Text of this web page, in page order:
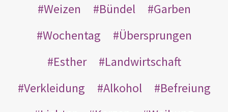
Weizen
Bündel
Garben
Wochentag
Übersprungen
Esther
Landwirtschaft
Verkleidung
Alkohol
Befreiung